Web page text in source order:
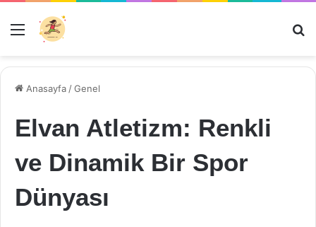
Menü
Anasayfa /Genel
Elvan Atletizm: Renkli
ve Dinamik Bir Spor
Dünyası